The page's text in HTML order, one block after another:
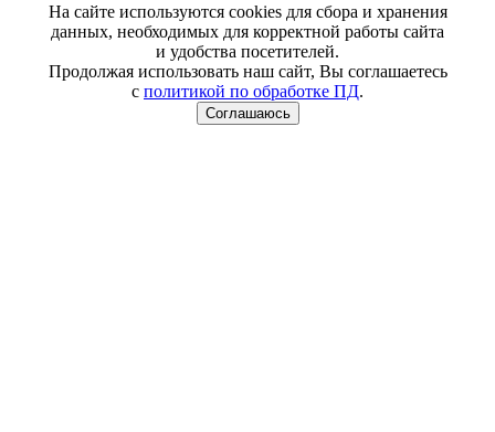
На сайте используются cookies для сбора и хранения
данных, необходимых для корректной работы сайта
и удобства посетителей.
Продолжая использовать наш сайт, Вы соглашаетесь
с политикой по обработке ПД.
Соглашаюсь